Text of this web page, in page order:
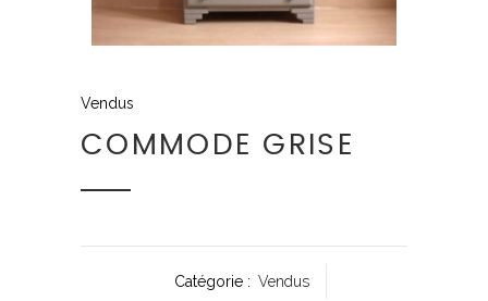
Vendus
COMMODE GRISE
Catégorie : Vendus